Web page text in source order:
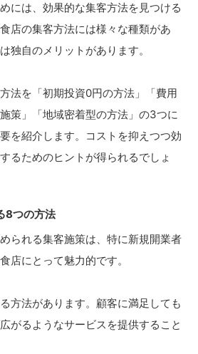
には、効果的な集客方法を見つける
店の集客方法には様々な種類があ
独自のメリットがあります。
法を「初期投資0円の方法」「費用
策」「地域密着型の方法」の3つに
を紹介します。コストを抑えつつ効
るためのヒントが得られるでしょ
8つの方法
られる集客施策は、特に新規開業者
店にとって魅力的です。
方法があります。顧客に満足しても
がるようなサービスを提供すること